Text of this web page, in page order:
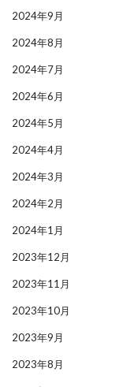
2024年9月
2024年8月
2024年7月
2024年6月
2024年5月
2024年4月
2024年3月
2024年2月
2024年1月
2023年12月
2023年11月
2023年10月
2023年9月
2023年8月